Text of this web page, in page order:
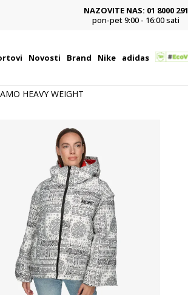
NAZOVITE NAS: 01 8000 291
pon-pet 9:00 - 16:00 sati
Novosti Brand Nike adidas
HEAVY WEIGHT